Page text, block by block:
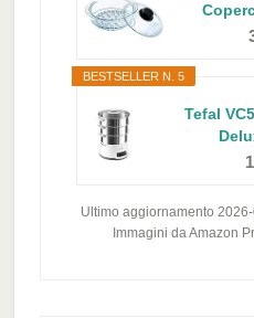
BESTSELLER N. 5
Tefal
Ultimo aggiornamento
Immagini da Amazon